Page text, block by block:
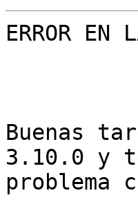
ERROR EN
Buenas
3.10.0 y
problema